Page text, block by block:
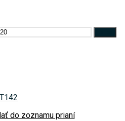
Maximálna
do zoznamu prianí